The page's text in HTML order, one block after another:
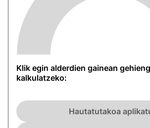
Klik egin alderdien gainean
kalkulatzeko:
Hautatutakoa